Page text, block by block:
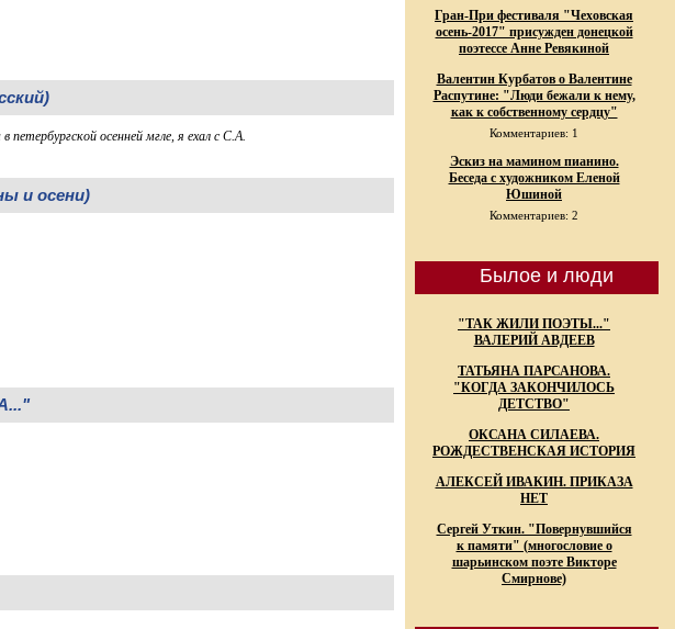
осенней мгле, я ехал с С.А.
и осени)
Гран-При фестиваля "Чеховская
осень-2017" присужден донецкой
поэтессе Анне Ревякиной
Валентин Курбатов о Валентине
Распутине: "Люди бежали к нему,
как к собственному сердцу"
Комментариев: 1
Эскиз на мамином пианино.
Беседа с художником Еленой
Юшиной
Комментариев: 2
Былое и люди
"ТАК ЖИЛИ ПОЭТЫ..."
ВАЛЕРИЙ АВДЕЕВ
ТАТЬЯНА ПАРСАНОВА.
"КОГДА ЗАКОНЧИЛОСЬ
ДЕТСТВО"
ОКСАНА СИЛАЕВА.
РОЖДЕСТВЕНСКАЯ ИСТОРИЯ
АЛЕКСЕЙ ИВАКИН. ПРИКАЗА
НЕТ
Сергей Уткин. "Повернувшийся
к памяти" (многословие о
шарьинском поэте Викторе
Смирнове)